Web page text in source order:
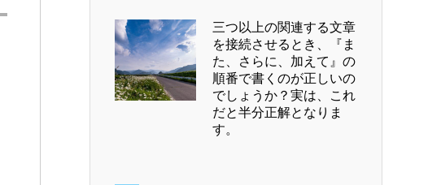
三つ以上の関連する文章
を接続させるとき、『ま
た、さらに、加えて』の
順番で書くのが正しいの
でしょうか？実は、これ
だと半分正解となりま
す。